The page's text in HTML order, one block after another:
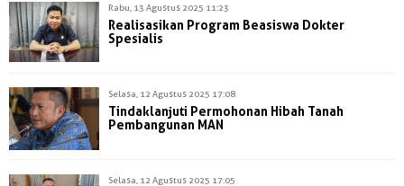
Rabu, 13 Agustus 2025 11:23
Realisasikan Program Beasiswa Dokter
Spesialis
Selasa, 12 Agustus 2025 17:08
Tindaklanjuti Permohonan Hibah Tanah
Pembangunan MAN
Selasa, 12 Agustus 2025 17:05